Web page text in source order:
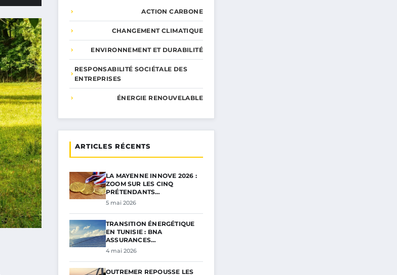
ACTION CARBONE
CHANGEMENT CLIMATIQUE
ENVIRONNEMENT ET DURABILITÉ
RESPONSABILITÉ SOCIÉTALE DES
ENTREPRISES
ÉNERGIE RENOUVELABLE
ARTICLES RÉCENTS
LA MAYENNE INNOVE 2026 :
ZOOM SUR LES CINQ
PRÉTENDANTS…
5 mai 2026
TRANSITION ÉNERGÉTIQUE
EN TUNISIE : BNA
ASSURANCES…
4 mai 2026
OUTREMER REPOUSSE LES